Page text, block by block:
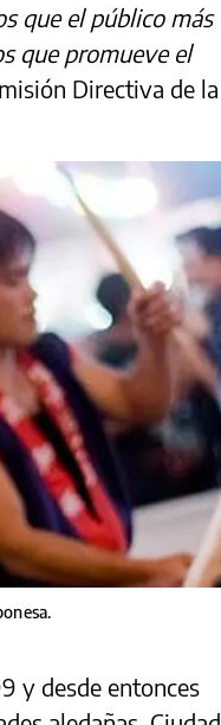
que el público más
que promueve el
Directiva de la
y desde entonces